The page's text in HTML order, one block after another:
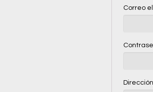
Correo